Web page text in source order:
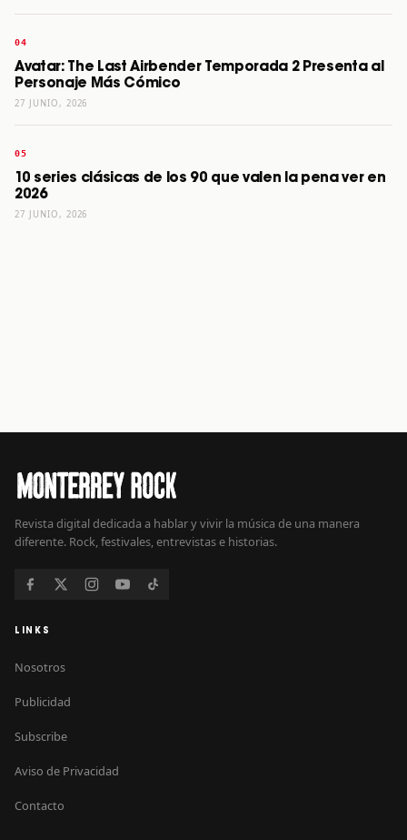
Avatar: The Last Airbender Temporada 2 Presenta al
Personaje Más Cómico
27 JUNIO, 2026
10 series clásicas de los 90 que valen la pena ver en
2026
27 JUNIO, 2026
Revista digital dedicada a hablar y vivir la música de una manera
diferente. Rock, festivales, entrevistas e historias.
LINKS
Nosotros
Publicidad
Subscribe
Aviso de Privacidad
Contacto